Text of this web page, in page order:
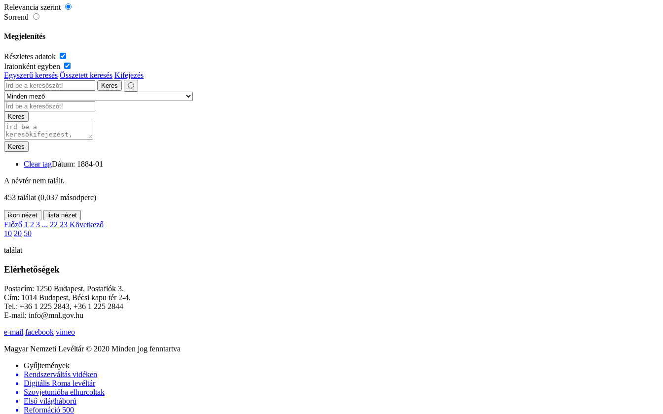
Relevancia szerint
Sorrend
Megjelenítés
Részletes adatok
Iratonként egyben
Egyszerű keresés Összetett keresés Kifejezés
Keres ⓘ
Keres
Keres
Clear tagDátum: 1884-01
A névtér nem talált.
453 találat (0,037 másodperc)
ikon nézet lista nézet
Előző 1 2 3 ... 22 23 Következő
10 20 50
találat
Elérhetőségek
Postacím: 1250 Budapest, Postafiók 3.
Cím: 1014 Budapest, Bécsi kapu tér 2-4.
Tel.: +36 1 225 2843, +36 1 225 2844
E-mail: info@mnl.gov.hu
e-mail facebook vimeo
Magyar Nemzeti Levéltár © 2020 Minden jog fenntartva
Gyűjtemények
Rendszerváltás vidéken
Digitális Roma levéltár
Szovjetunióba elhurcoltak
Első világháború
Reformáció 500